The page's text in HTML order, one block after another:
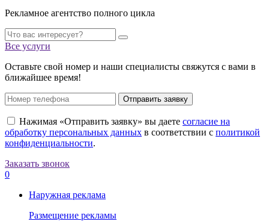
Рекламное агентство полного цикла
Все услуги
Оставьте свой номер и наши специалисты свяжутся с вами в
ближайшее время!
Отправить заявку
Нажимая «Отправить заявку» вы даете согласие на
обработку персональных данных в соответствии с политикой
конфиденциальности.
Заказать звонок
0
Наружная реклама
Размещение рекламы